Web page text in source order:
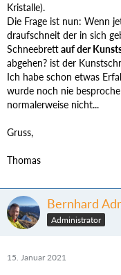
Kristalle).
Die Frage ist nun: Wenn
draufschneit der in sich
Schneebrettauf der
abgehen? ist der
Ich habe schon etwas
wurde noch nie
normalerweise nicht...
Gruss,
Thomas
Bernhard
Administrator
15. Januar 2021